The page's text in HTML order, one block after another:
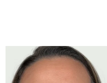
Lituania